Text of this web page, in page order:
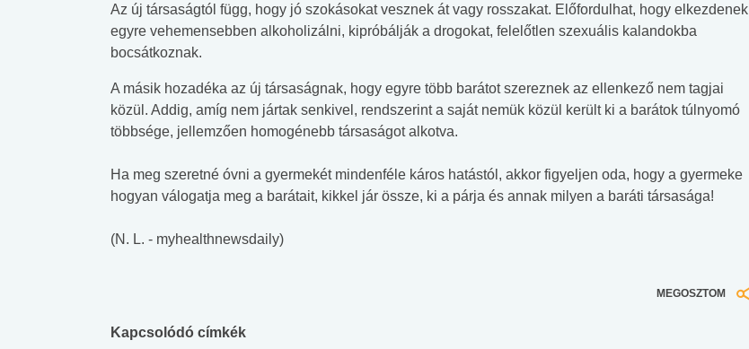
Az új társaságtól függ, hogy jó szokásokat vesznek át vagy rosszakat. Előfordulhat, hogy elkezdenek
egyre vehemensebben alkoholizálni, kipróbálják a drogokat, felelőtlen szexuális kalandokba
bocsátkoznak.
A másik hozadéka az új társaságnak, hogy egyre több barátot szereznek az ellenkező nem tagjai
közül. Addig, amíg nem jártak senkivel, rendszerint a saját nemük közül került ki a barátok túlnyomó
többsége, jellemzően homogénebb társaságot alkotva.
Ha meg szeretné óvni a gyermekét mindenféle káros hatástól, akkor figyeljen oda, hogy a gyermeke
hogyan válogatja meg a barátait, kikkel jár össze, ki a párja és annak milyen a baráti társasága!
(N. L. - myhealthnewsdaily)
MEGOSZTOM
Kapcsolódó címkék